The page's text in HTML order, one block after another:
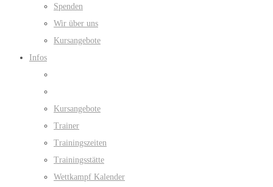
Spenden
Wir über uns
Kursangebote
Infos
Kursangebote
Trainer
Trainingszeiten
Trainingsstätte
Wettkampf Kalender